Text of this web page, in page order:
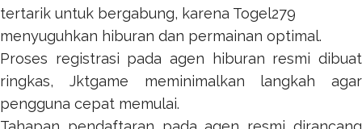
tertarik untuk bergabung, karena Togel279
menyuguhkan hiburan dan permainan optimal.
Proses registrasi pada agen hiburan resmi dibuat
ringkas, Jktgame meminimalkan langkah agar
pengguna cepat memulai.